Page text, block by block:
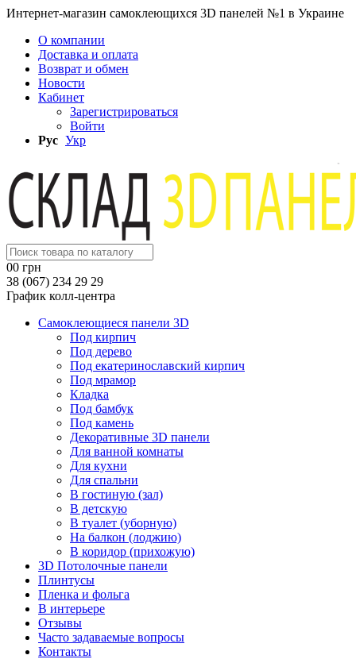
Интернет-магазин самоклеющихся 3D панелей №1 в Украине
О компании
Доставка и оплата
Возврат и обмен
Новости
Кабинет
Зарегистрироваться
Войти
Рус Укр
00 грн
38 (067) 234 29 29
График колл-центра
Самоклеющиеся панели 3D
Под кирпич
Под дерево
Под екатеринославский кирпич
Под мрамор
Кладка
Под бамбук
Под камень
Декоративные 3D панели
Для ванной комнаты
Для кухни
Для спальни
В гостиную (зал)
В детскую
В туалет (уборную)
На балкон (лоджию)
В коридор (прихожую)
3D Потолочные панели
Плинтусы
Пленка и фольга
В интерьере
Отзывы
Часто задаваемые вопросы
Контакты